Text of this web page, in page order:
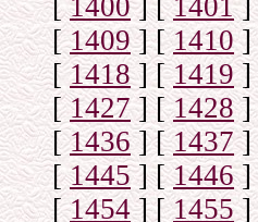
[1400] [1401]
[1409] [1410]
[1418] [1419]
[1427] [1428]
[1436] [1437]
[1445] [1446]
[1454] [1455]